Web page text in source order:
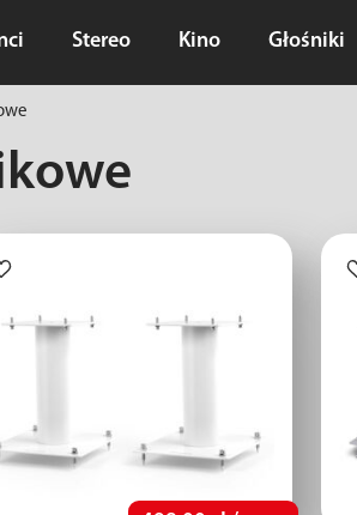
Stereo Kino Głośniki